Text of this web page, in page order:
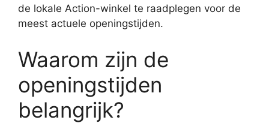
de lokale Action-winkel te raadplegen voor de
meest actuele openingstijden.
Waarom zijn de
openingstijden
belangrijk?